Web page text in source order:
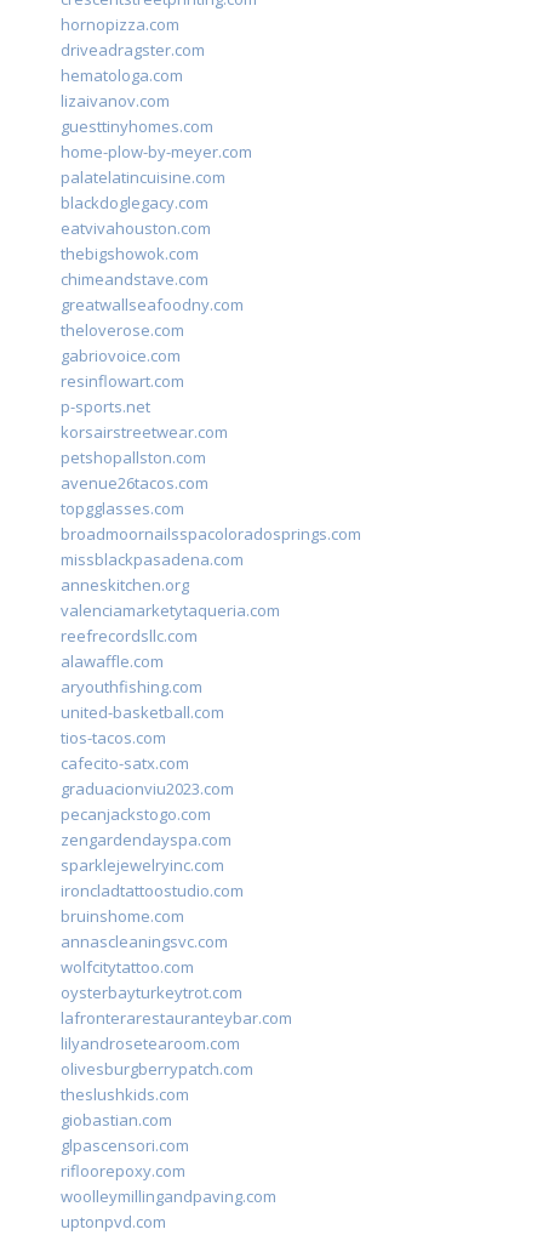
hornopizza.com
driveadragster.com
hematologa.com
lizaivanov.com
guesttinyhomes.com
home-plow-by-meyer.com
palatelatincuisine.com
blackdoglegacy.com
eatvivahouston.com
thebigshowok.com
chimeandstave.com
greatwallseafoodny.com
theloverose.com
gabriovoice.com
resinflowart.com
p-sports.net
korsairstreetwear.com
petshopallston.com
avenue26tacos.com
topgglasses.com
broadmoornailsspacoloradosprings.com
missblackpasadena.com
anneskitchen.org
valenciamarketytaqueria.com
reefrecordsllc.com
alawaffle.com
aryouthfishing.com
united-basketball.com
tios-tacos.com
cafecito-satx.com
graduacionviu2023.com
pecanjackstogo.com
zengardendayspa.com
sparklejewelryinc.com
ironcladtattoostudio.com
bruinshome.com
annascleaningsvc.com
wolfcitytattoo.com
oysterbayturkeytrot.com
lafronterarestauranteybar.com
lilyandrosetearoom.com
olivesburgberrypatch.com
theslushkids.com
giobastian.com
glpascensori.com
rifloorepoxy.com
woolleymillingandpaving.com
uptonpvd.com